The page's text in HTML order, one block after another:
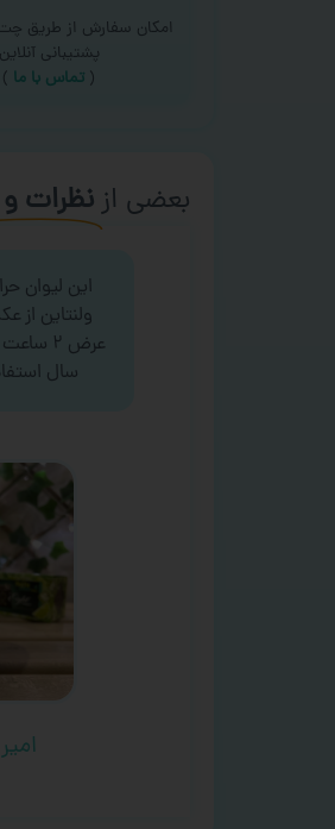
امکان سفارش از طریق
پشتیبانی آنلاین
( تماس با ما‌ )
بعضی ازنظرات
این لیوان
ولنتاین
سال